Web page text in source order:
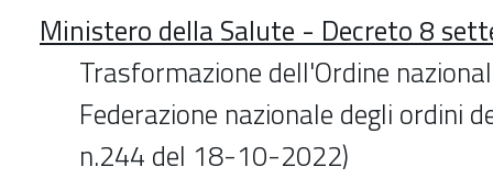
Appuntamenti
Prenotazione spazi
Ministero della Salute - Decreto 8
Trasformazione dell'Ordine
Federazione nazionale degli ordini
n.244 del 18-10-2022)